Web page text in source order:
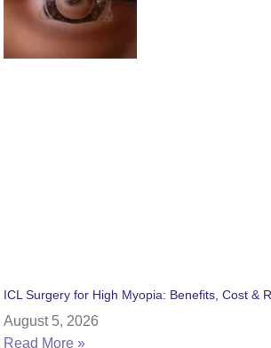
ICL Surgery for High Myopia: Benefits, Cost &
August 5, 2026
Read More »